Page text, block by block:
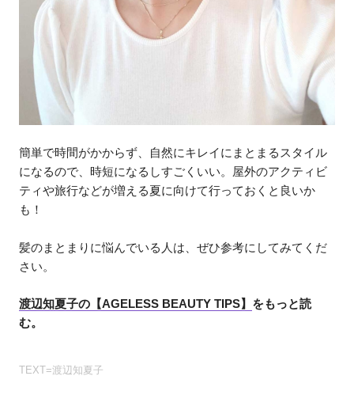
簡単で時間がかからず、自然にキレイにまとまるスタイル
になるので、時短になるしすごくいい。屋外のアクティビ
ティや旅行などが増える夏に向けて行っておくと良いか
も！
髪のまとまりに悩んでいる人は、ぜひ参考にしてみてくだ
さい。
渡辺知夏子の【AGELESS BEAUTY TIPS】 をもっと読
む。
TEXT=渡辺知夏子